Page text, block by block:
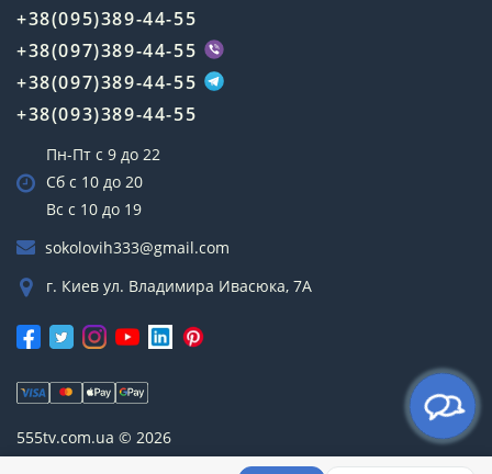
+38(095)389-44-55
+38(097)389-44-55
+38(097)389-44-55
+38(093)389-44-55
Пн-Пт с 9 до 22
Сб с 10 до 20
Вс с 10 до 19
sokolovih333@gmail.com
г. Киев ул. Владимира Ивасюка, 7А
555tv.com.ua © 2026